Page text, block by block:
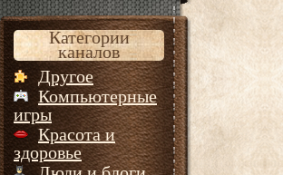
Категории
каналов
Другое
Компьютерные
игры
Красота и
здоровье